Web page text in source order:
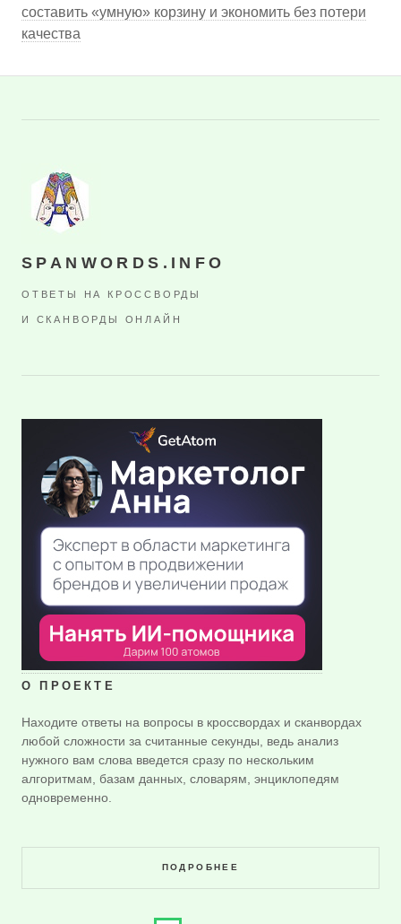
составить «умную» корзину и экономить без потери
качества
SPANWORDS.INFO
ОТВЕТЫ НА КРОССВОРДЫ
И СКАНВОРДЫ ОНЛАЙН
О ПРОЕКТЕ
Находите ответы на вопросы в кроссвордах и сканвордах
любой сложности за считанные секунды, ведь анализ
нужного вам слова введется сразу по нескольким
алгоритмам, базам данных, словарям, энциклопедям
одновременно.
ПОДРОБНЕЕ